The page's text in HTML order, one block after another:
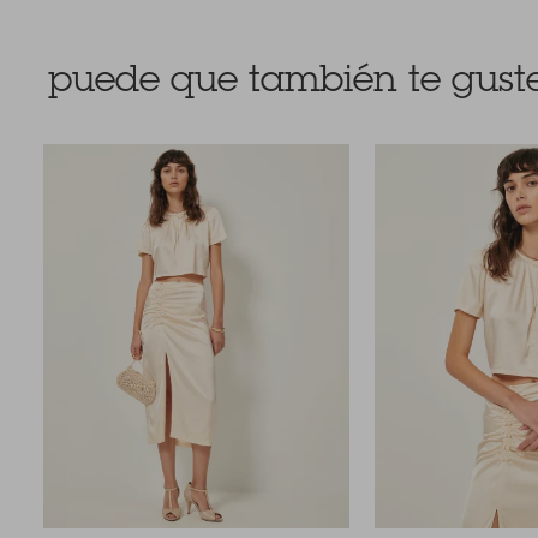
puede que también te